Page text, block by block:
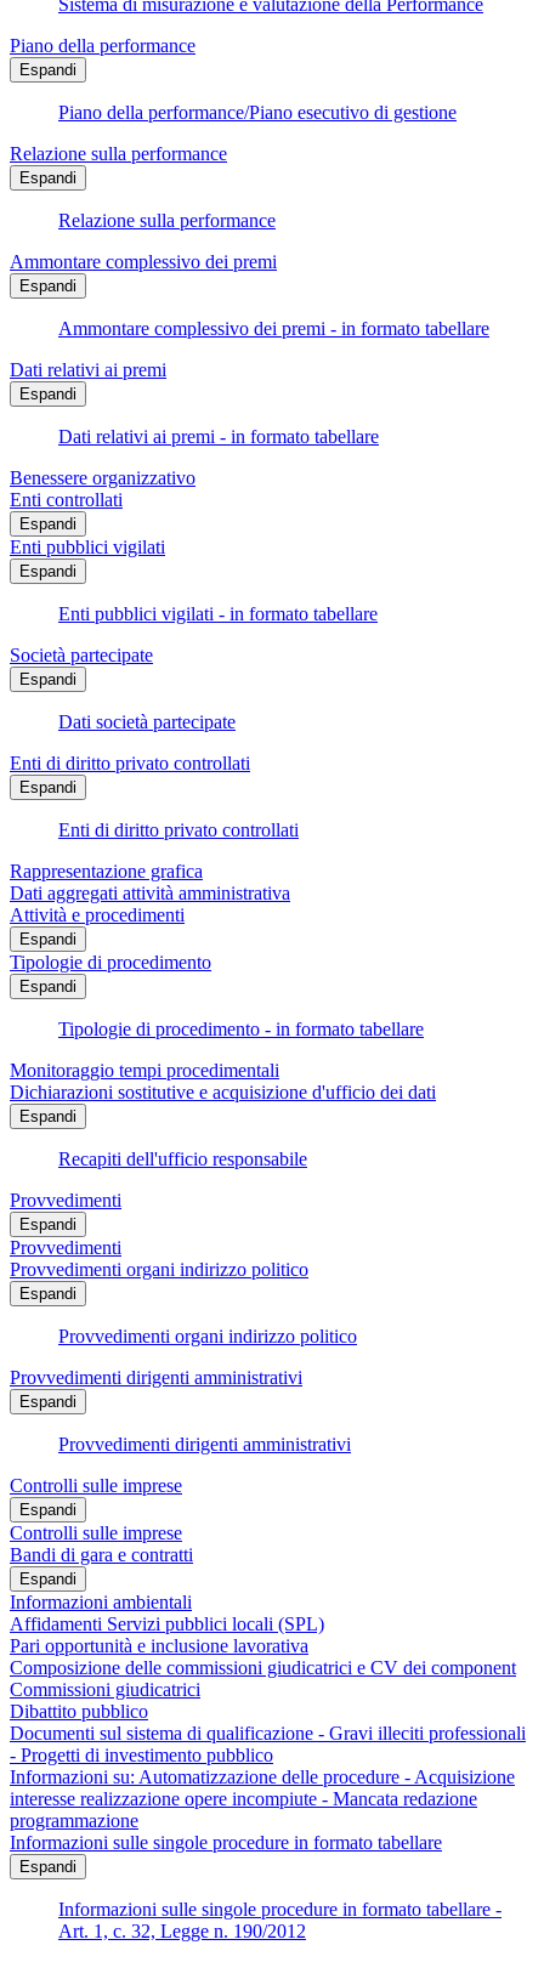
Sistema di misurazione e valutazione della Performance
Piano della performance
Espandi
Piano della performance/Piano esecutivo di gestione
Relazione sulla performance
Espandi
Relazione sulla performance
Ammontare complessivo dei premi
Espandi
Ammontare complessivo dei premi - in formato tabellare
Dati relativi ai premi
Espandi
Dati relativi ai premi - in formato tabellare
Benessere organizzativo
Enti controllati
Espandi
Enti pubblici vigilati
Espandi
Enti pubblici vigilati - in formato tabellare
Società partecipate
Espandi
Dati società partecipate
Enti di diritto privato controllati
Espandi
Enti di diritto privato controllati
Rappresentazione grafica
Dati aggregati attività amministrativa
Attività e procedimenti
Espandi
Tipologie di procedimento
Espandi
Tipologie di procedimento - in formato tabellare
Monitoraggio tempi procedimentali
Dichiarazioni sostitutive e acquisizione d'ufficio dei dati
Espandi
Recapiti dell'ufficio responsabile
Provvedimenti
Espandi
Provvedimenti
Provvedimenti organi indirizzo politico
Espandi
Provvedimenti organi indirizzo politico
Provvedimenti dirigenti amministrativi
Espandi
Provvedimenti dirigenti amministrativi
Controlli sulle imprese
Espandi
Controlli sulle imprese
Bandi di gara e contratti
Espandi
Informazioni ambientali
Affidamenti Servizi pubblici locali (SPL)
Pari opportunità e inclusione lavorativa
Composizione delle commissioni giudicatrici e CV dei component
Commissioni giudicatrici
Dibattito pubblico
Documenti sul sistema di qualificazione - Gravi illeciti professionali
- Progetti di investimento pubblico
Informazioni su: Automatizzazione delle procedure - Acquisizione
interesse realizzazione opere incompiute - Mancata redazione
programmazione
Informazioni sulle singole procedure in formato tabellare
Espandi
Informazioni sulle singole procedure in formato tabellare -
Art. 1, c. 32, Legge n. 190/2012